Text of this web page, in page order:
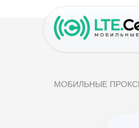
МОБИЛЬНЫЕ